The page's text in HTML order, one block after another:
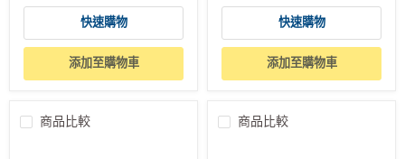
快速購物
添加至購物車
快速購物
添加至購物車
商品比較 商品比較